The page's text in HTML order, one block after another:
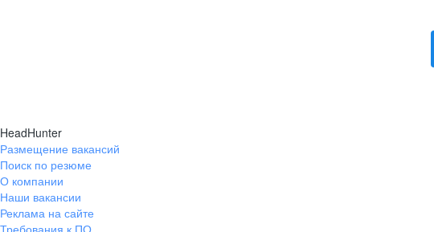
HeadHunter
Размещение вакансий
Поиск по резюме
О компании
Наши вакансии
Реклама на сайте
Требования к ПО